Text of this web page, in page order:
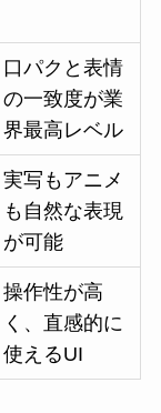
口パクと表情
の一致度が業
界最高レベル
実写もアニメ
も自然な表現
が可能
操作性が高
く、直感的に
使えるUI